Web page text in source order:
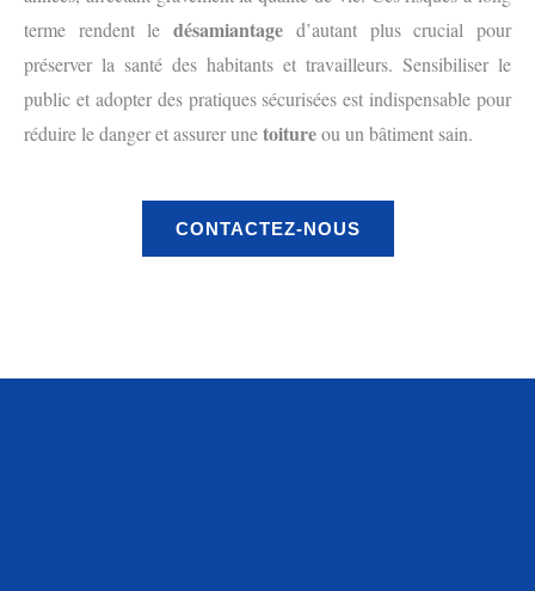
terme rendent ledésamiantage d’autant plus crucial pour
préserver la santé des habitants et travailleurs. Sensibiliser le
public et adopter des pratiques sécurisées est indispensable pour
réduire le danger et assurer unetoitureou un bâtiment sain.
CONTACTEZ-NOUS